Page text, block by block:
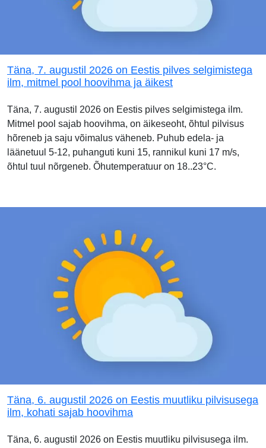
Täna, 7. augustil 2026 on Eestis pilves selgimistega
ilm, mitmel pool hoovihma ja äikest
Täna, 7. augustil 2026 on Eestis pilves selgimistega ilm.
Mitmel pool sajab hoovihma, on äikeseoht, õhtul pilvisus
hõreneb ja saju võimalus väheneb. Puhub edela- ja
läänetuul 5-12, puhanguti kuni 15, rannikul kuni 17 m/s,
õhtul tuul nõrgeneb. Õhutemperatuur on 18..23°C.
Täna, 6. augustil 2026 on Eestis muutliku pilvisusega
ilm, kohati sajab hoovihma
Täna, 6. augustil 2026 on Eestis muutliku pilvisusega ilm.